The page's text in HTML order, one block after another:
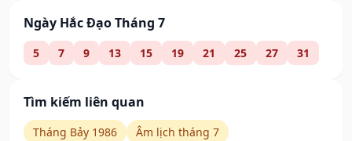
Ngày Hắc Đạo Tháng 7
5 7 9 13 15 19 21 25 27 31
Tìm kiếm liên quan
Tháng Bảy 1986
Âm lịch tháng 7